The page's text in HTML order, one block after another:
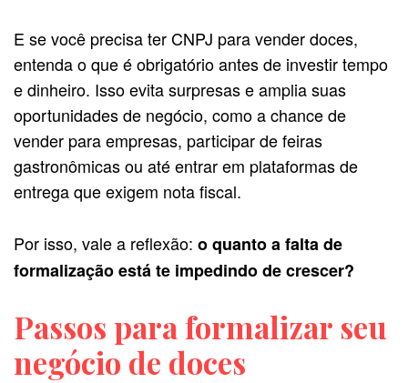
E se você precisa ter CNPJ para vender doces,
entenda o que é obrigatório antes de investir tempo
e dinheiro. Isso evita surpresas e amplia suas
oportunidades de negócio, como a chance de
vender para empresas, participar de feiras
gastronômicas ou até entrar em plataformas de
entrega que exigem nota fiscal.
Por isso, vale a reflexão: o quanto a falta de
formalização está te impedindo de crescer?
Passos para formalizar seu
negócio de doces